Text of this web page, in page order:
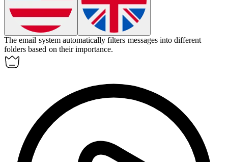
The email system automaticallyfilters messages into different
folders based on their importance.